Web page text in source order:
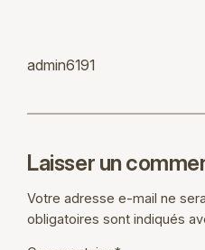
admin6191
Laisser un
Votre adresse e-mail ne
obligatoires sont indiqués